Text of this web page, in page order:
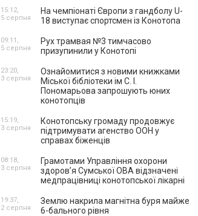
На чемпіонаті Європи з гандболу U-
18 виступає спортсмен із Конотопа
15:12,
5 серпня
Рух трамвая №3 тимчасово
призупинили у Конотопі
09:11,
5 серпня
Ознайомитися з новими книжками
Міської бібліотеки ім С. І.
Пономарьова запрошують юних
конотопців
23:20,
3 серпня
Конотопську громаду продовжує
підтримувати агенство ООН у
справах біженців
15:19,
3 серпня
Грамотами Управління охорони
здоров’я Сумської ОВА відзначені
медпрацівниці конотопської лікарні
08:18,
3 серпня
Землю накрила магнітна буря майже
6-бального рівня
19:37,
2 серпня